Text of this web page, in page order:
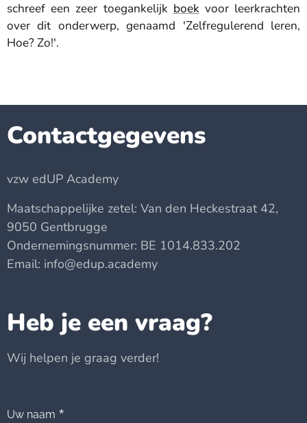
schreef een zeer toegankelijk boek voor leerkrachten
over dit onderwerp, genaamd 'Zelfregulerend leren,
Hoe? Zo!'.
Contactgegevens
vzw edUP Academy
Maatschappelijke zetel: Van den Heckestraat 42,
9050 Gentbrugge
Ondernemingsnummer: BE 1014.833.202
Email: info@edup.academy
Heb je een vraag?
Wij helpen je graag verder!
Uw naam